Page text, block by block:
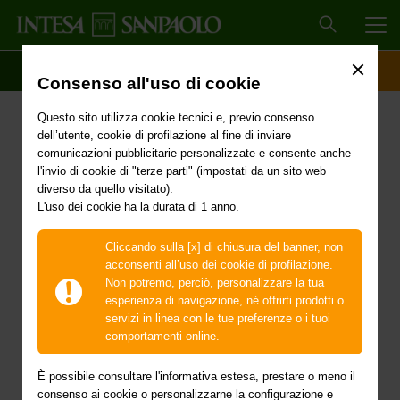
Consenso all'uso di cookie
Questo sito utilizza cookie tecnici e, previo consenso
dell’utente, cookie di profilazione al fine di inviare
comunicazioni pubblicitarie personalizzate e consente anche
l'invio di cookie di "terze parti" (impostati da un sito web
diverso da quello visitato).
L'uso dei cookie ha la durata di 1 anno.
Cliccando sulla [x] di chiusura del banner, non
acconsenti all’uso dei cookie di profilazione.
Non potremo, perciò, personalizzare la tua
esperienza di navigazione, né offrirti prodotti o
servizi in linea con le tue preferenze o i tuoi
comportamenti online.
È possibile consultare l'informativa estesa, prestare o meno il
consenso ai cookie o personalizzarne la configurazione e
Primi interventi urgenti di
protezione civile in
conseguenza
degli eccezionali eventi
verificatisi nei giorni dal
19 al 21 ottobre 2024 nel
territorio dei comuni di
Cenadi, di Cortale, di